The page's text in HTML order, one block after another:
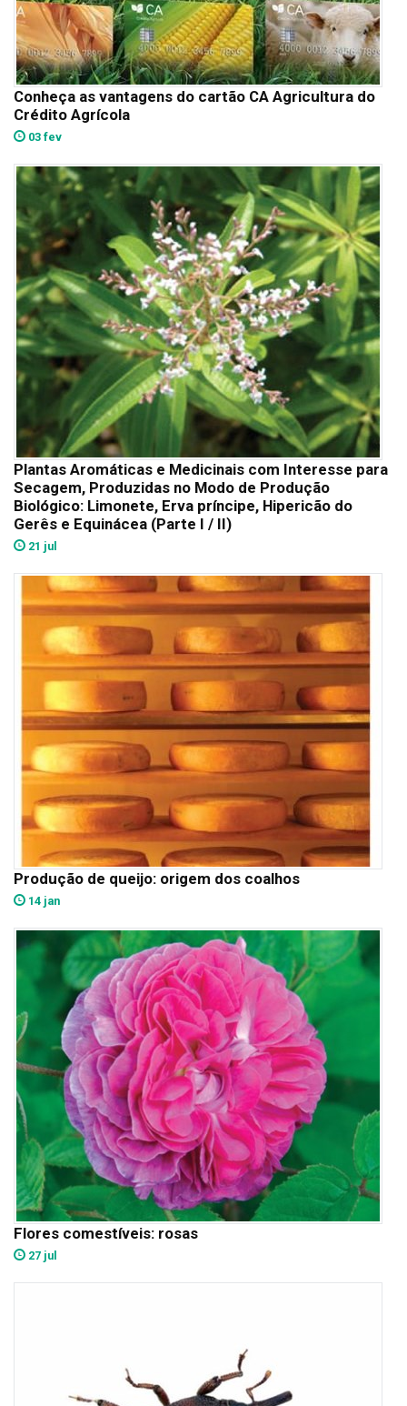
Conheça as vantagens do cartão CA Agricultura do
Crédito Agrícola
03 fev
Plantas Aromáticas e Medicinais com Interesse para
Secagem, Produzidas no Modo de Produção
Biológico: Limonete, Erva príncipe, Hipericão do
Gerês e Equinácea (Parte I / II)
21 jul
Produção de queijo: origem dos coalhos
14 jan
Flores comestíveis: rosas
27 jul